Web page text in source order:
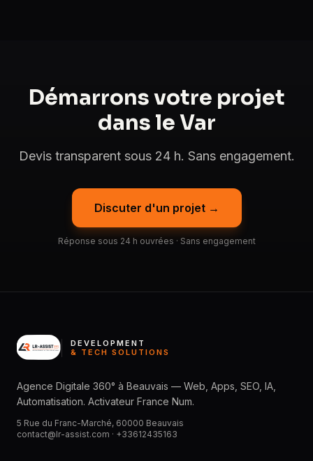
Démarrons votre projet
dans le Var
Devis transparent sous 24 h. Sans engagement.
Discuter d'un projet →
Réponse sous 24 h ouvrées · Sans engagement
DEVELOPMENT
& TECH SOLUTIONS
Agence Digitale 360° à Beauvais — Web, Apps, SEO, IA,
Automatisation. Activateur France Num.
5 Rue du Franc-Marché, 60000 Beauvais
contact@lr-assist.com · +33612435163